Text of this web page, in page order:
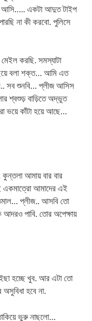
আসি….. একটা আদুত টাইপ
না কী করবো. পুলিসে
করছি. সমস্যাটা
বলা শক্ত… আমি এত
সব শুনবি… প্লীজ আসিস
শ্বশুড় বাড়িতে অদ্ভুত
ভয়ে কাঁটা হয়ে আছে…
আমায় বার বার
একমাত্রো আমাদের এই
প্লীজ.. আসবি তো
পাবি. তোর অপেক্ষায়
হচ্ছে খুব. আর এটা তো
হবে না.
ভুরু নাছলো…